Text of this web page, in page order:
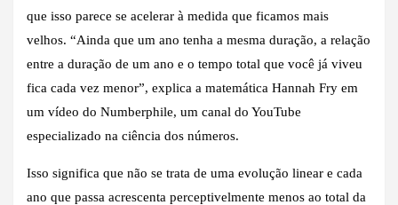
que isso parece se acelerar à medida que ficamos mais
velhos. “Ainda que um ano tenha a mesma duração, a relação
entre a duração de um ano e o tempo total que você já viveu
fica cada vez menor”, explica a matemática Hannah Fry em
um vídeo do Numberphile, um canal do YouTube
especializado na ciência dos números.
Isso significa que não se trata de uma evolução linear e cada
ano que passa acrescenta perceptivelmente menos ao total da